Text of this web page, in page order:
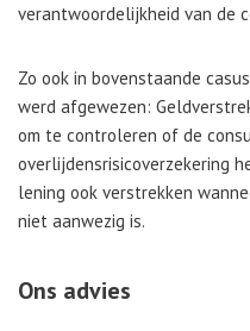
verantwoordelijkheid van de
Zo ook in bovenstaande
werd afgewezen:
om te controleren of de
overlijdensrisicoverzekering
lening ook verstrekken
niet aanwezig is.
Ons advies